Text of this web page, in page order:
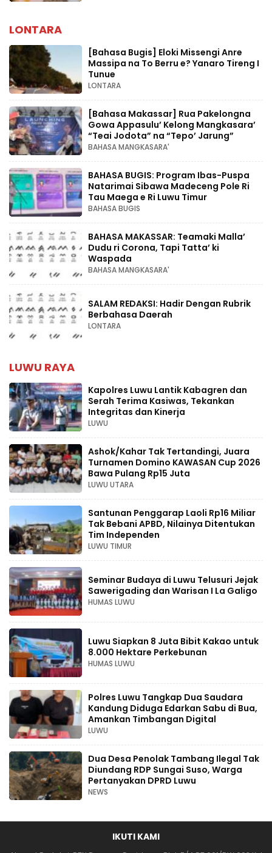
LONTARA
[Bahasa Bugis] ‎Eloki Missengi Anre
Massipa na To Berru e? Yanaro Tireng I
Tunue
LONTARA
[Bahasa Makassar] Rua Pakelongna
Gowa Appasulu’ Kelong Mangkasara’
“Teai Jodota” na “Tepo’ Jarung”
BAHASA MANGKASARA'
BAHASA BUGIS: Program Ibas-Puspa
Natarimai Sibawa Madeceng Pole Ri
Tau Maega e Ri Luwu Timur
BAHASA BUGIS
BAHASA MAKASSAR: Teamaki Malla’
Dudu ri Corona, Tapi Tatta’ ki
Waspada
BAHASA MANGKASARA'
SALAM REDAKSI: Hadir Dengan Rubrik
Berbahasa Daerah
LONTARA
LUWU RAYA
Kapolres Luwu Lantik Kabagren dan
Serah Terima Kasiwas, Tekankan
Integritas dan Kinerja
LUWU
Ashok/Kahar Tak Tertandingi, Juara
Turnamen Domino KAWASAN Cup 2026
Bawa Pulang Rp15 Juta
LUWU UTARA
Santunan Penggarap Laoli Rp16 Miliar
Tak Bebani APBD, Nilainya Ditentukan
Tim Independen
LUWU TIMUR
Seminar Budaya di Luwu Telusuri Jejak
Sawerigading dan Warisan I La Galigo
HUMAS LUWU
Luwu Siapkan 8 Juta Bibit Kakao untuk
8.000 Hektare Perkebunan
HUMAS LUWU
Polres Luwu Tangkap Dua Saudara
Kandung Diduga Edarkan Sabu di Bua,
Amankan Timbangan Digital
LUWU
Dua Desa Penolak Tambang Ilegal Tak
Diundang RDP Sungai Suso, Warga
Pertanyakan DPRD Luwu
NEWS
IKUTI KAMI